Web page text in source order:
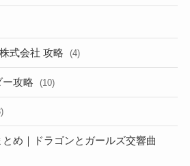
式会社 攻略 (4)
ー攻略 (10)
とめ｜ドラゴンとガールズ交響曲